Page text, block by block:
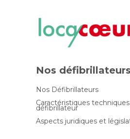
Nos défibrillateurs
Nos Défibrillateurs
Caractéristiques
défibrillateur
Aspects juridiques et